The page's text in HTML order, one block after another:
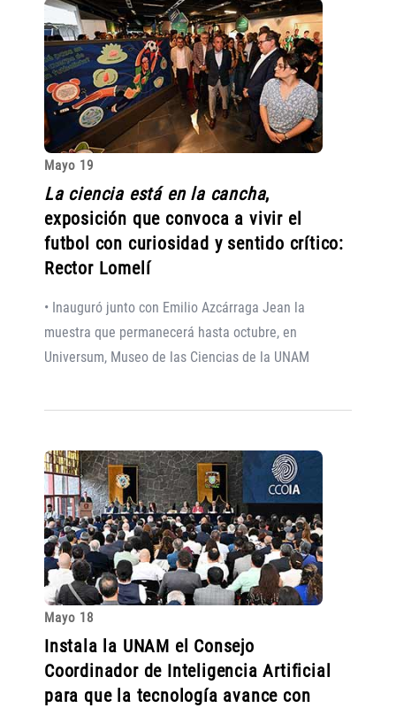
Mayo 19
La ciencia está en la cancha,
exposición que convoca a vivir el
futbol con curiosidad y sentido crítico:
Rector Lomelí
• Inauguró junto con Emilio Azcárraga Jean la
muestra que permanecerá hasta octubre, en
Universum, Museo de las Ciencias de la UNAM
Mayo 18
Instala la UNAM el Consejo
Coordinador de Inteligencia Artificial
para que la tecnología avance con